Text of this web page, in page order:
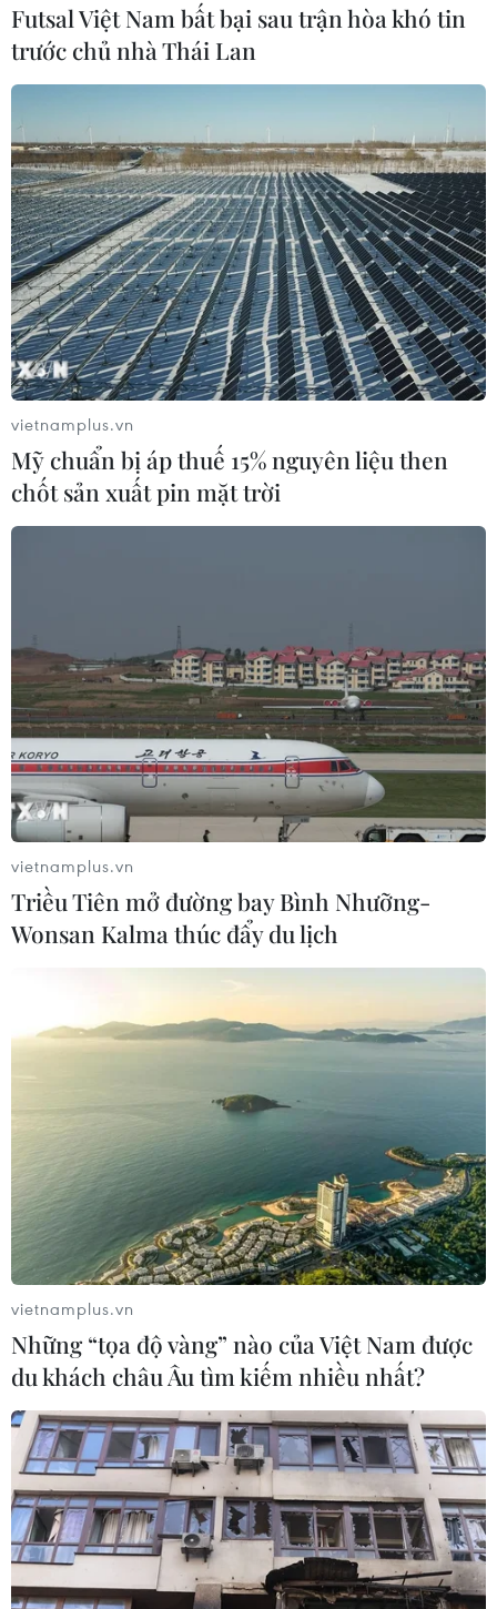
#Tranh con giáp #Lê Thiết Cương
#Giấy dó
#Cao đẳng Mỹ thuật Đông Dương
TP. Hà Nội
Theo dõi VietnamPlus
TIN LIÊN QUAN
Tranh con giáp: Cuộc chuyển mình từ
những sáng tác làm quà tặng
Tên tuổi, sự nghiệp của cố danh họa Bùi Xuân Phái gắn
liền với những tác phẩm về phố phường Hà Nội. Thế
nhưng, ông là một trong những họa sỹ đầu tiên khơi mở
dòng tranh con giáp ở Việt Nam.
Futsal Việt Nam bất bại sau trận hòa khó tin
trước chủ nhà Thái Lan
vietnamplus.vn
Mỹ chuẩn bị áp thuế 15% nguyên liệu then
chốt sản xuất pin mặt trời
vietnamplus.vn
Triều Tiên mở đường bay Bình Nhưỡng-
Wonsan Kalma thúc đẩy du lịch
vietnamplus.vn
Những “tọa độ vàng” nào của Việt Nam được
du khách châu Âu tìm kiếm nhiều nhất?